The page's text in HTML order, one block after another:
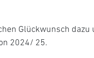
Glückwunsch dazu
2024/ 25.